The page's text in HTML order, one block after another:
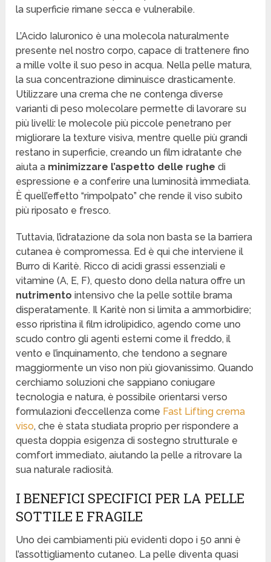
la superficie rimane secca e vulnerabile.
L’Acido Ialuronico è una molecola naturalmente
presente nel nostro corpo, capace di trattenere fino
a mille volte il suo peso in acqua. Nella pelle matura,
la sua concentrazione diminuisce drasticamente.
Utilizzare una crema che ne contenga diverse
varianti di peso molecolare permette di lavorare su
più livelli: le molecole più piccole penetrano per
migliorare la texture visiva, mentre quelle più grandi
restano in superficie, creando un film idratante che
aiuta a minimizzare l’aspetto delle rughe di
espressione e a conferire una luminosità immediata.
È quell’effetto “rimpolpato” che rende il viso subito
più riposato e fresco.
Tuttavia, l’idratazione da sola non basta se la barriera
cutanea è compromessa. Ed è qui che interviene il
Burro di Karitè. Ricco di acidi grassi essenziali e
vitamine (A, E, F), questo dono della natura offre un
nutrimento intensivo che la pelle sottile brama
disperatamente. Il Karitè non si limita a ammorbidire;
esso ripristina il film idrolipidico, agendo come uno
scudo contro gli agenti esterni come il freddo, il
vento e l’inquinamento, che tendono a segnare
maggiormente un viso non più giovanissimo. Quando
cerchiamo soluzioni che sappiano coniugare
tecnologia e natura, è possibile orientarsi verso
formulazioni d’eccellenza come Fast Lifting crema
viso, che è stata studiata proprio per rispondere a
questa doppia esigenza di sostegno strutturale e
comfort immediato, aiutando la pelle a ritrovare la
sua naturale radiosità.
I BENEFICI SPECIFICI PER LA PELLE
SOTTILE E FRAGILE
Uno dei cambiamenti più evidenti dopo i 50 anni è
l’assottigliamento cutaneo. La pelle diventa quasi